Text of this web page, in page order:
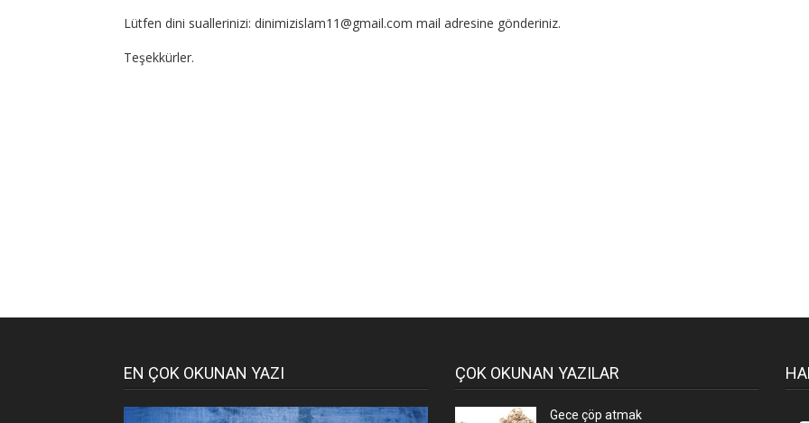
Lütfen dini suallerinizi: dinimizislam11@gmail.com mail adresine gönderiniz.
Teşekkürler.
EN ÇOK OKUNAN YAZI ÇOK OKUNAN YAZILAR
Gece çöp atmak